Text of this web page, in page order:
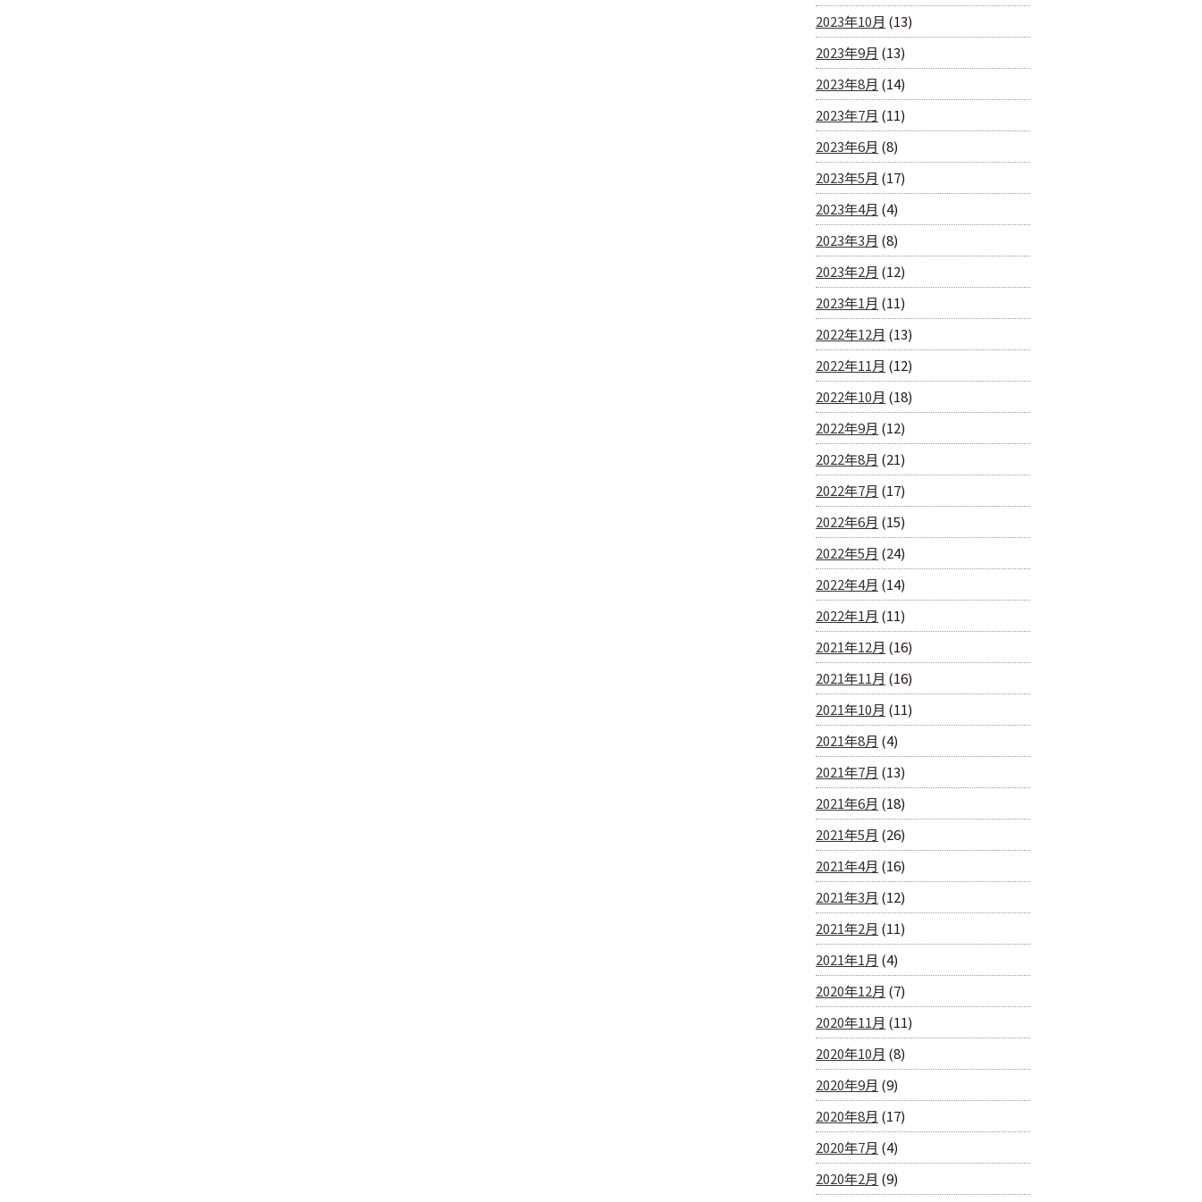
2023年10月 (13)
2023年9月 (13)
2023年8月 (14)
2023年7月 (11)
2023年6月 (8)
2023年5月 (17)
2023年4月 (4)
2023年3月 (8)
2023年2月 (12)
2023年1月 (11)
2022年12月 (13)
2022年11月 (12)
2022年10月 (18)
2022年9月 (12)
2022年8月 (21)
2022年7月 (17)
2022年6月 (15)
2022年5月 (24)
2022年4月 (14)
2022年1月 (11)
2021年12月 (16)
2021年11月 (16)
2021年10月 (11)
2021年8月 (4)
2021年7月 (13)
2021年6月 (18)
2021年5月 (26)
2021年4月 (16)
2021年3月 (12)
2021年2月 (11)
2021年1月 (4)
2020年12月 (7)
2020年11月 (11)
2020年10月 (8)
2020年9月 (9)
2020年8月 (17)
2020年7月 (4)
2020年2月 (9)